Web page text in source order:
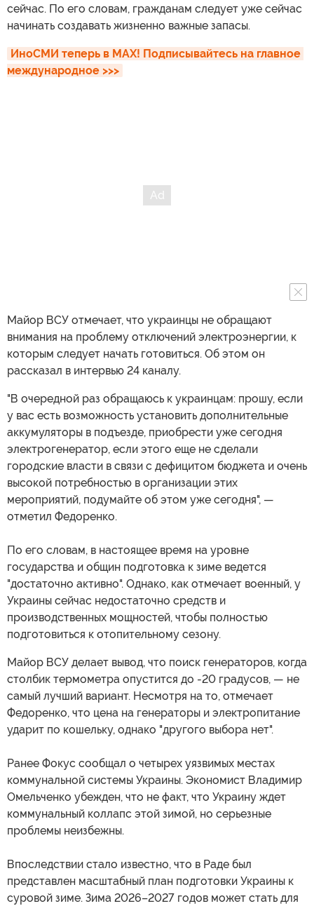
сейчас. По его словам, гражданам следует уже сейчас
начинать создавать жизненно важные запасы.
ИноСМИ теперь в MAX! Подписывайтесь на главное
международное >>>
Майор ВСУ отмечает, что украинцы не обращают
внимания на проблему отключений электроэнергии, к
которым следует начать готовиться. Об этом он
рассказал в интервью 24 каналу.
"В очередной раз обращаюсь к украинцам: прошу, если
у вас есть возможность установить дополнительные
аккумуляторы в подъезде, приобрести уже сегодня
электрогенератор, если этого еще не сделали
городские власти в связи с дефицитом бюджета и очень
высокой потребностью в организации этих
мероприятий, подумайте об этом уже сегодня", —
отметил Федоренко.
По его словам, в настоящее время на уровне
государства и общин подготовка к зиме ведется
"достаточно активно". Однако, как отмечает военный, у
Украины сейчас недостаточно средств и
производственных мощностей, чтобы полностью
подготовиться к отопительному сезону.
Майор ВСУ делает вывод, что поиск генераторов, когда
столбик термометра опустится до -20 градусов, — не
самый лучший вариант. Несмотря на то, отмечает
Федоренко, что цена на генераторы и электропитание
ударит по кошельку, однако "другого выбора нет".
Ранее Фокус сообщал о четырех уязвимых местах
коммунальной системы Украины. Экономист Владимир
Омельченко убежден, что не факт, что Украину ждет
коммунальный коллапс этой зимой, но серьезные
проблемы неизбежны.
Впоследствии стало известно, что в Раде был
представлен масштабный план подготовки Украины к
суровой зиме. Зима 2026–2027 годов может стать для